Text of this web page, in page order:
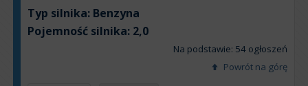
Typ silnika: Benzyna
Pojemność silnika: 2,0
Na podstawie: 54 ogłoszeń
Powrót na górę